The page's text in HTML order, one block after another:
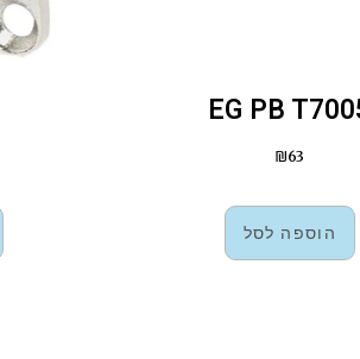
EG PB
₪63
הוספה לסל